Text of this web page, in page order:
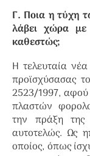
Γ. Ποια η τύχη
λάβει χώρα με
καθεστώς;
Η τελευταία
προϊσχύσασας
2523/1997,
πλαστών
την πράξη της
αυτοτελώς. Ως
οποίος, όπως